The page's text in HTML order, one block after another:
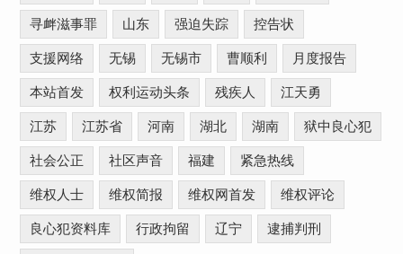
寻衅滋事罪 山东 强迫失踪 控告状
支援网络 无锡 无锡市 曹顺利 月度报告
本站首发 权利运动头条 残疾人 江天勇
江苏 江苏省 河南 湖北 湖南 狱中良心犯
社会公正 社区声音 福建 紧急热线
维权人士 维权简报 维权网首发 维权评论
良心犯资料库 行政拘留 辽宁 逮捕判刑